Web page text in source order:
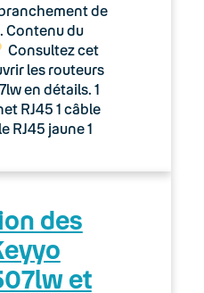
de
Contenu du
Consultez cet
les routeurs
en détails. 1
RJ45 1 câble
RJ45 jaune 1
des
et